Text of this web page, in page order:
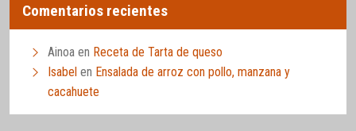
Comentarios recientes
Ainoa en Receta de Tarta de queso
Isabel en Ensalada de arroz con pollo, manzana y
cacahuete